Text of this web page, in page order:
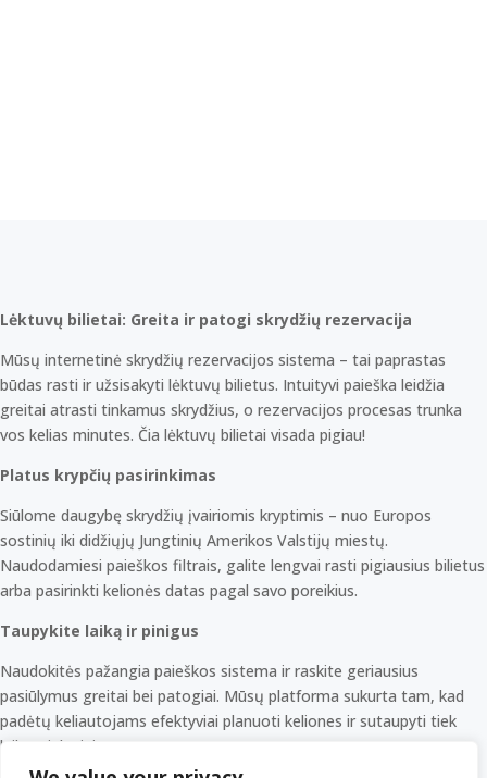
Lėktuvų bilietai: Greita ir patogi skrydžių rezervacija
Mūsų internetinė skrydžių rezervacijos sistema – tai paprastas
būdas rasti ir užsisakyti lėktuvų bilietus. Intuityvi paieška leidžia
greitai atrasti tinkamus skrydžius, o rezervacijos procesas trunka
vos kelias minutes. Čia lėktuvų bilietai visada pigiau!
Platus krypčių pasirinkimas
Siūlome daugybę skrydžių įvairiomis kryptimis – nuo Europos
sostinių iki didžiųjų Jungtinių Amerikos Valstijų miestų.
Naudodamiesi paieškos filtrais, galite lengvai rasti pigiausius bilietus
arba pasirinkti kelionės datas pagal savo poreikius.
Taupykite laiką ir pinigus
Naudokitės pažangia paieškos sistema ir raskite geriausius
pasiūlymus greitai bei patogiai. Mūsų platforma sukurta tam, kad
padėtų keliautojams efektyviai planuoti keliones ir sutaupyti tiek
laiko, tiek pinigų.